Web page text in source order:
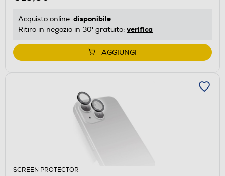
Acquisto online: disponibile
Ritiro in negozio in 30' gratuito: verifica
AGGIUNGI
SCREEN PROTECTOR